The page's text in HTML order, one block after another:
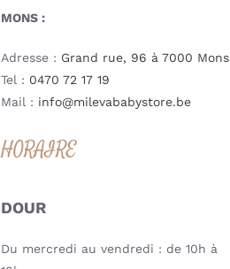
MONS :
Adresse : Grand rue, 96 à 7000 Mons
Tel : 0470 72 17 19
Mail : info@milevababystore.be
HORAIRE
DOUR
Du mercredi au vendredi : de 10h à